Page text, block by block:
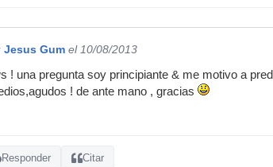
Jesus Gum el 10/08/2013
! una pregunta soy principiante & me motivo a
! de ante mano , gracias
Responder Citar